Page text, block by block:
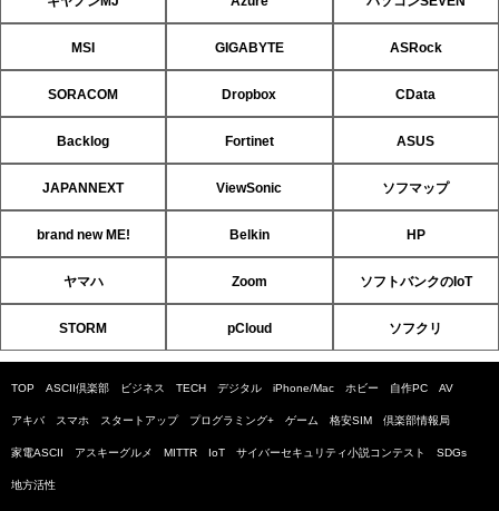
MSI GIGABYTE ASRock
SORACOM Dropbox CData
Backlog Fortinet ASUS
JAPANNEXT ViewSonic ソフマップ
brand new ME! Belkin HP
ヤマハ Zoom ソフトバンクのIoT
STORM pCloud ソフクリ
TOP ASCII倶楽部 ビジネス TECH デジタル iPhone/Mac ホビー 自作PC AV
アキバ スマホ スタートアップ プログラミング+ ゲーム 格安SIM 倶楽部情報局
家電ASCII アスキーグルメ MITTR IoT サイバーセキュリティ小説コンテスト SDGs
地方活性